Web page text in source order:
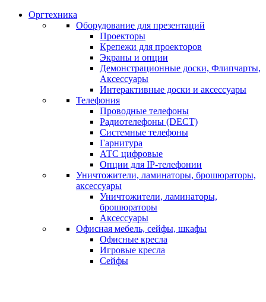
Оргтехника
Оборудование для презентаций
Проекторы
Крепежи для проекторов
Экраны и опции
Демонстрационные доски, Флипчарты,
Аксессуары
Интерактивные доски и аксессуары
Телефония
Проводные телефоны
Радиотелефоны (DECT)
Системные телефоны
Гарнитура
АТС цифровые
Опции для IP-телефонии
Уничтожители, ламинаторы, брошюраторы,
аксессуары
Уничтожители, ламинаторы,
брошюраторы
Аксессуары
Офисная мебель, сейфы, шкафы
Офисные кресла
Игровые кресла
Сейфы